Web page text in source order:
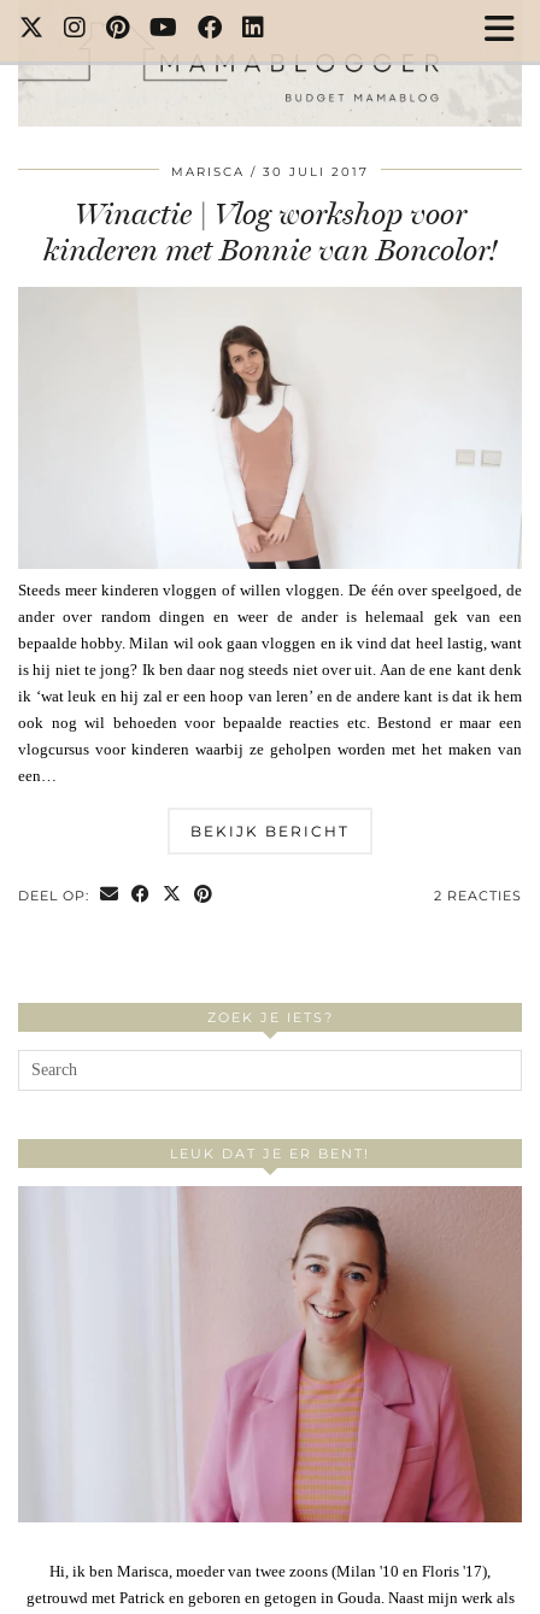
MARISCA 30 JULI 2017
Winactie | Vlog workshop voor
kinderen met Bonnie van Boncolor!
Steeds meer kinderen vloggen of willen vloggen. De één over speelgoed, de
ander over random dingen en weer de ander is helemaal gek van een
bepaalde hobby. Milan wil ook gaan vloggen en ik vind dat heel lastig, want
is hij niet te jong? Ik ben daar nog steeds niet over uit. Aan de ene kant denk
ik ‘wat leuk en hij zal er een hoop van leren’ en de andere kant is dat ik hem
ook nog wil behoeden voor bepaalde reacties etc. Bestond er maar een
vlogcursus voor kinderen waarbij ze geholpen worden met het maken van
een…
BEKIJK BERICHT
DEEL OP: 2 REACTIES
ZOEK JE IETS?
LEUK DAT JE ER BENT!
Hi, ik ben Marisca, moeder van twee zoons (Milan '10 en Floris '17),
getrouwd met Patrick en geboren en getogen in Gouda. Naast mijn werk als